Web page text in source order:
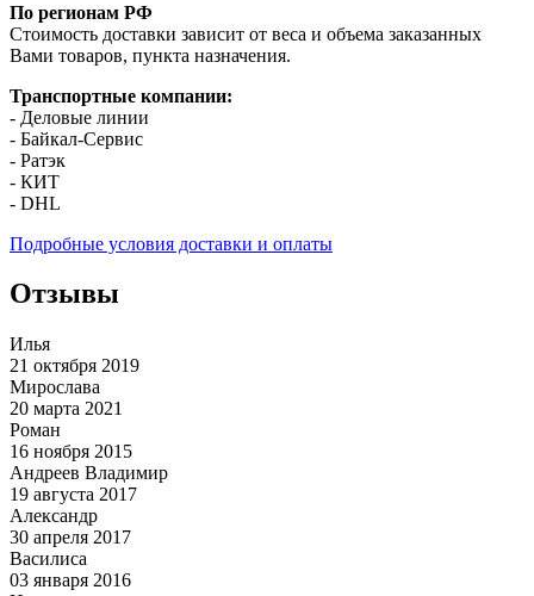
По регионам РФ
Стоимость доставки зависит от веса и объема заказанных
Вами товаров, пункта назначения.
Транспортные компании:
- Деловые линии
- Байкал-Сервис
- Ратэк
- КИТ
- DHL
Подробные условия доставки и оплаты
Отзывы
Илья
21 октября 2019
Мирослава
20 марта 2021
Роман
16 ноября 2015
Андреев Владимир
19 августа 2017
Александр
30 апреля 2017
Василиса
03 января 2016